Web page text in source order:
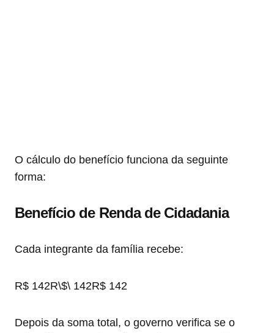
O cálculo do benefício funciona da seguinte
forma:
Benefício de Renda de Cidadania
Cada integrante da família recebe:
R$ 142R\$\ 142R$ 142
Depois da soma total, o governo verifica se o